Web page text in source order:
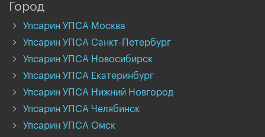
Город
Упсарин УПСА Москва
Упсарин УПСА Санкт-Петербург
Упсарин УПСА Новосибирск
Упсарин УПСА Екатеринбург
Упсарин УПСА Нижний Новгород
Упсарин УПСА Челябинск
Упсарин УПСА Омск